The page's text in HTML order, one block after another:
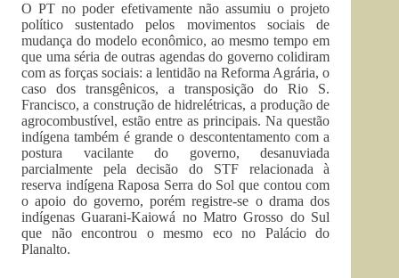
O PT no poder efetivamente não assumiu o projeto
político sustentado pelos movimentos sociais de
mudança do modelo econômico, ao mesmo tempo em
que uma séria de outras agendas do governo colidiram
com as forças sociais: a lentidão na Reforma Agrária, o
caso dos transgênicos, a transposição do Rio S.
Francisco, a construção de hidrelétricas, a produção de
agrocombustível, estão entre as principais. Na questão
indígena também é grande o descontentamento com a
postura vacilante do governo, desanuviada
parcialmente pela decisão do STF relacionada à
reserva indígena Raposa Serra do Sol que contou com
o apoio do governo, porém registre-se o drama dos
indígenas Guarani-Kaiowá no Matro Grosso do Sul
que não encontrou o mesmo eco no Palácio do
Planalto.